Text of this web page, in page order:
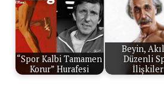
“Spor Kalbi Tamamen
Korur” Hurafesi
Beyin,
Düzenli